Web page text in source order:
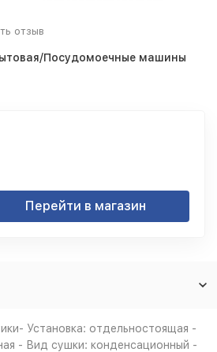
отзыв
Посудомоечные машины
Перейти в магазин
Установка: отдельностоящая -
- Вид сушки: конденсационный -